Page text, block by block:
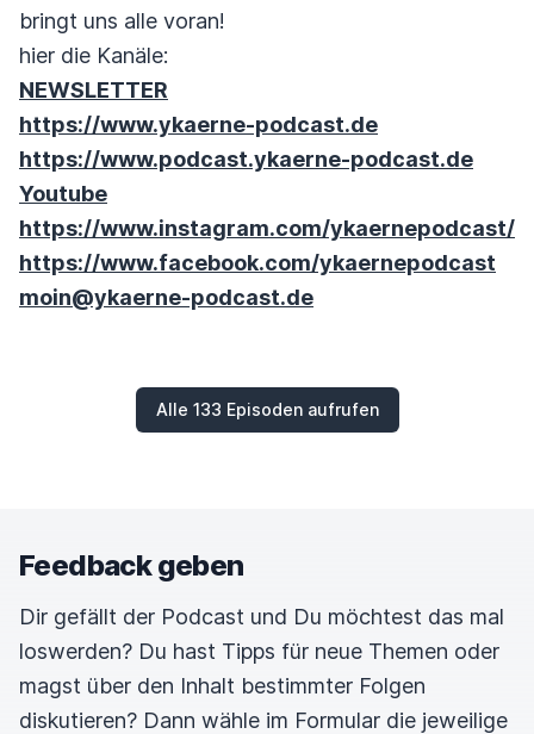
bringt uns alle voran!
hier die Kanäle:
NEWSLETTER
https://www.ykaerne-podcast.de
https://www.podcast.ykaerne-podcast.de
Youtube
https://www.instagram.com/ykaernepodcast/
https://www.facebook.com/ykaernepodcast
moin@ykaerne-podcast.de
Alle 133 Episoden aufrufen
Feedback geben
Dir gefällt der Podcast und Du möchtest das mal
loswerden? Du hast Tipps für neue Themen oder
magst über den Inhalt bestimmter Folgen
diskutieren? Dann wähle im Formular die jeweilige